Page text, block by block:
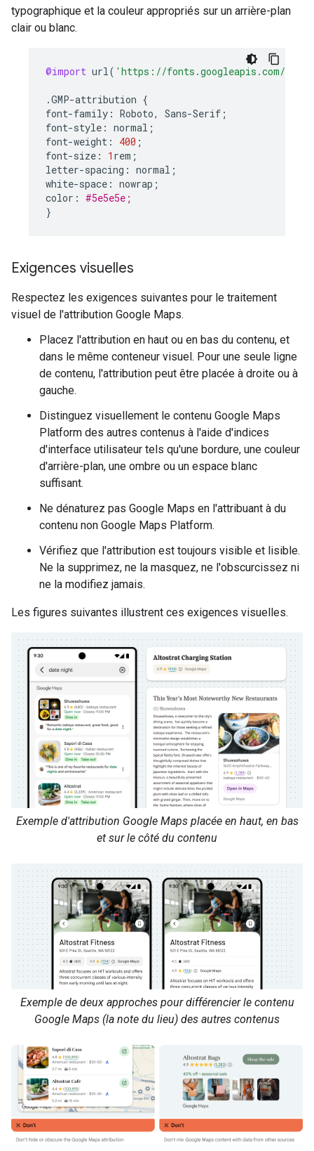
typographique et la couleur appropriés sur un arrière-plan
clair ou blanc.
@import url( 'https://fonts.googleapis.com/
.GMP-attribution {
font-family : Roboto, Sans-Serif ;
font-style : normal ;
font-weight : 400 ;
font-size : 1 rem ;
letter-spacing : normal ;
white-space : nowrap ;
color : #5e5e5e;
}
Exigences visuelles
Respectez les exigences suivantes pour le traitement
visuel de l'attribution Google Maps.
Placez l'attribution en haut ou en bas du contenu, et
dans le même conteneur visuel. Pour une seule ligne
de contenu, l'attribution peut être placée à droite ou à
gauche.
Distinguez visuellement le contenu Google Maps
Platform des autres contenus à l'aide d'indices
d'interface utilisateur tels qu'une bordure, une couleur
d'arrière-plan, une ombre ou un espace blanc
suffisant.
Ne dénaturez pas Google Maps en l'attribuant à du
contenu non Google Maps Platform.
Vérifiez que l'attribution est toujours visible et lisible.
Ne la supprimez, ne la masquez, ne l'obscurcissez ni
ne la modifiez jamais.
Les figures suivantes illustrent ces exigences visuelles.
Exemple d'attribution Google Maps placée en haut, en bas
et sur le côté du contenu
Exemple de deux approches pour différencier le contenu
Google Maps (la note du lieu) des autres contenus